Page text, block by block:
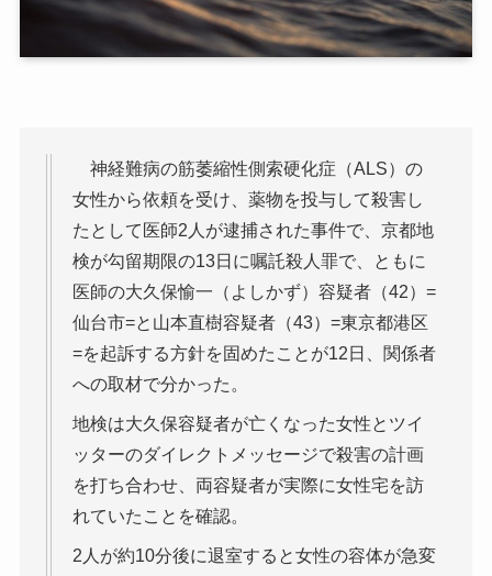
神経難病の筋萎縮性側索硬化症（ALS）の
女性から依頼を受け、薬物を投与して殺害し
たとして医師2人が逮捕された事件で、京都地
検が勾留期限の13日に嘱託殺人罪で、ともに
医師の大久保愉一（よしかず）容疑者（42）=
仙台市=と山本直樹容疑者（43）=東京都港区
=を起訴する方針を固めたことが12日、関係者
への取材で分かった。
地検は大久保容疑者が亡くなった女性とツイ
ッターのダイレクトメッセージで殺害の計画
を打ち合わせ、両容疑者が実際に女性宅を訪
れていたことを確認。
2人が約10分後に退室すると女性の容体が急変